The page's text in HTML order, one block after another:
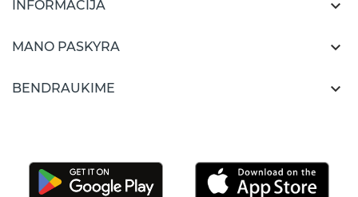
INFORMACIJA 
MANO PASKYRA 
BENDRAUKIME 